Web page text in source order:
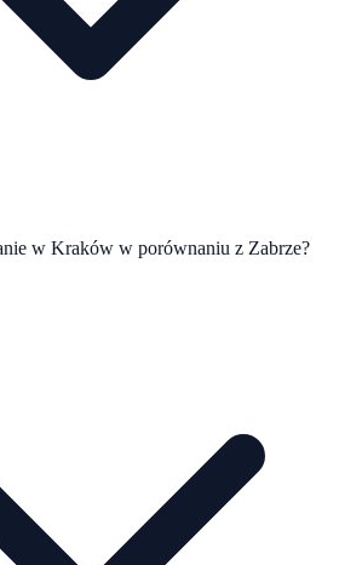
w Kraków w porównaniu z Zabrze?